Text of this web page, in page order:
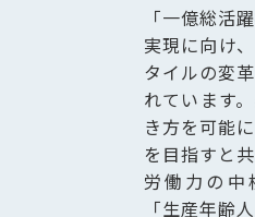
「一億総活
実現に向け
タイルの変
れています
き方を可能
を目指すと
労働力の中
「生産年齢